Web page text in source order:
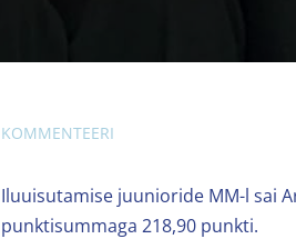
KOMMENTEERI
Iluuisutamise juunioride MM-l sai
punktisummaga 218,90 punkti.